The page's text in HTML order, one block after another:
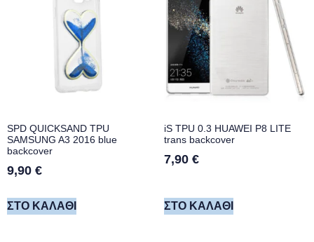
SPD QUICKSAND TPU
SAMSUNG A3 2016 blue
backcover
9,90 €
ΣΤΟ ΚΑΛΆΘΙ
iS TPU 0.3 HUAWEI P8 LITE
trans backcover
7,90 €
ΣΤΟ ΚΑΛΆΘΙ